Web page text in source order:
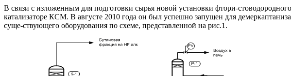
В связи с изложенным для подготовки сырья новой установки фтори-
катализаторе КСМ. В августе 2010 года он был успешно запущен для
суще-ствующего оборудования по схеме, представленной на рис.1.